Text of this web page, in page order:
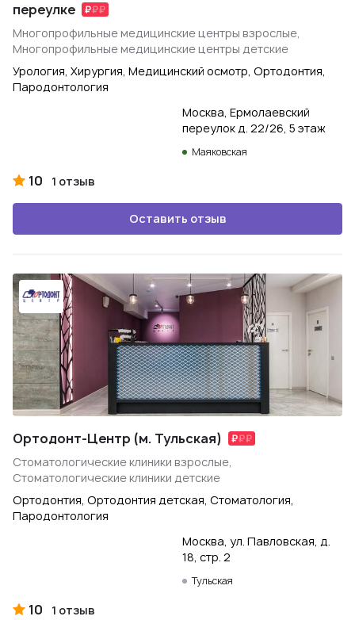
переулке
Многопрофильные медицинские центры взрослые,
Многопрофильные медицинские центры детские
Урология, Хирургия, Медицинский осмотр, Ортодонтия,
Пародонтология
Москва, Ермолаевский
переулок д. 22/26, 5 этаж
Маяковская
10 1 отзыв
Оставить отзыв
Ортодонт-Центр (м. Тульская)
Стоматологические клиники взрослые,
Стоматологические клиники детские
Ортодонтия, Ортодонтия детская, Стоматология,
Пародонтология
Москва, ул. Павловская, д.
18, стр. 2
Тульская
10 1 отзыв